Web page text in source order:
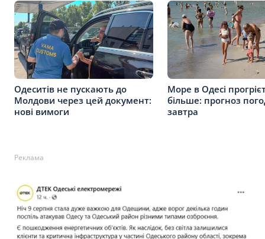
Одеситів не пускають до
Молдови через цей документ:
нові вимоги
Море в Одесі
більше: прогноз
завтра
Реклама